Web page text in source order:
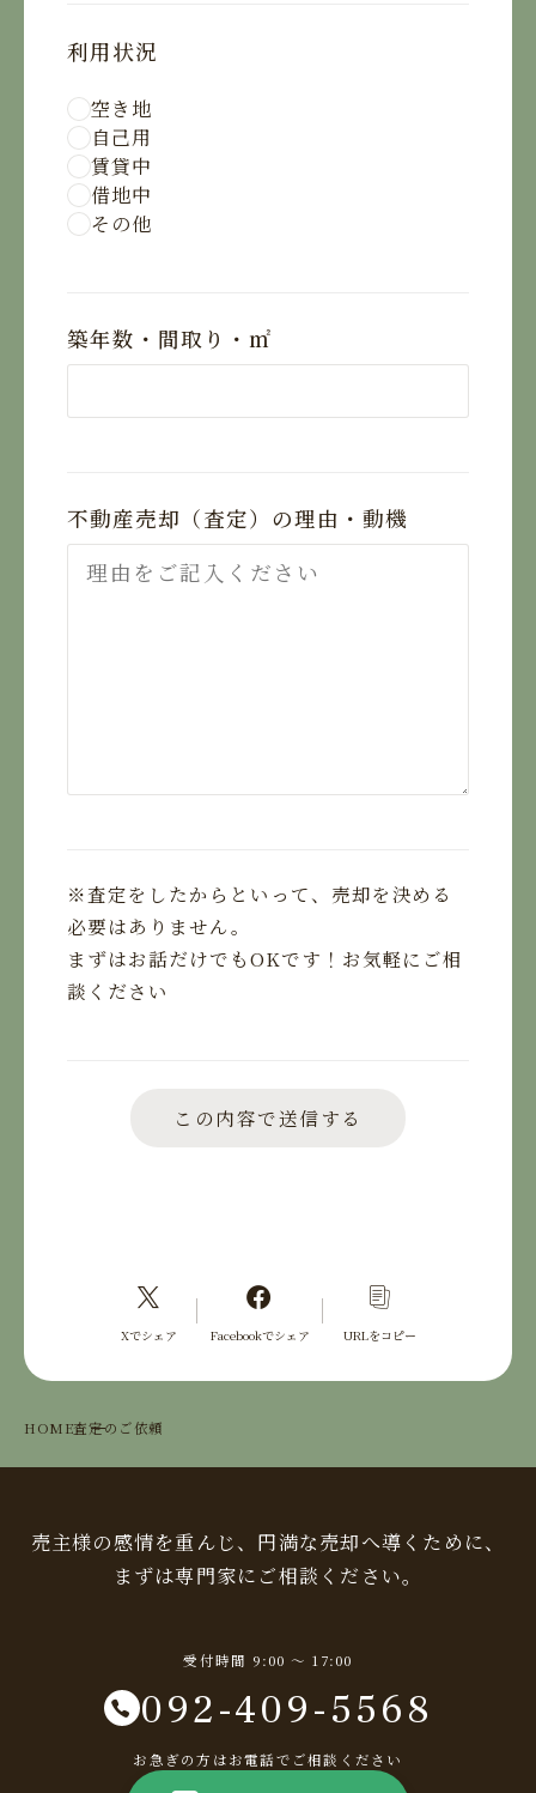
利用状況
空き地
自己用
賃貸中
借地中
その他
築年数・間取り・㎡
不動産売却（査定）の理由・動機
※査定をしたからといって、売却を決める
必要はありません。
まずはお話だけでもOKです！お気軽にご相
談ください
Xでシェア Facebookでシェア URLをコピー
HOME査定のご依頼
売主様の感情を重んじ、円満な売却へ導くために、
まずは専門家にご相談ください。
受付時間 9:00 〜 17:00
092-409-5568
お急ぎの方はお電話でご相談ください